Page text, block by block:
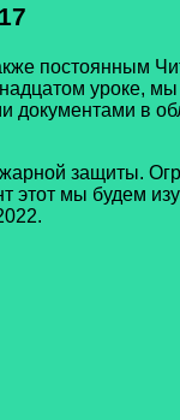
уроке,
в
защиты.
мы будем